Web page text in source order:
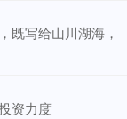
既写给山川湖海，
资力度